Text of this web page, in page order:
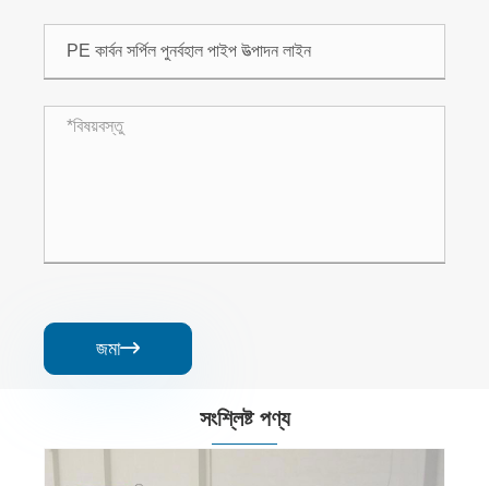
জমা
সংশ্লিষ্ট পণ্য